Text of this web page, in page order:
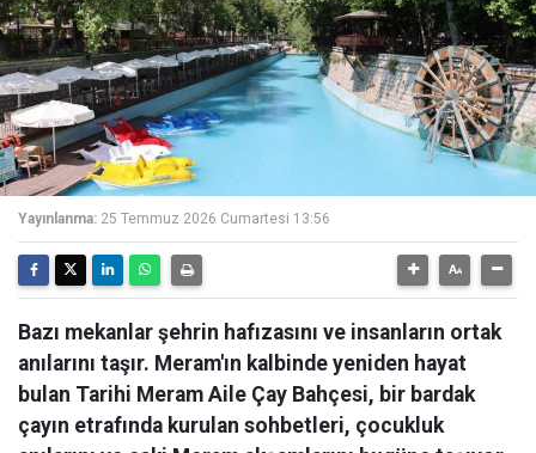
Yayınlanma: 25 Temmuz 2026 Cumartesi 13:56
Bazı mekanlar şehrin hafızasını ve insanların ortak
anılarını taşır. Meram'ın kalbinde yeniden hayat
bulan Tarihi Meram Aile Çay Bahçesi, bir bardak
çayın etrafında kurulan sohbetleri, çocukluk